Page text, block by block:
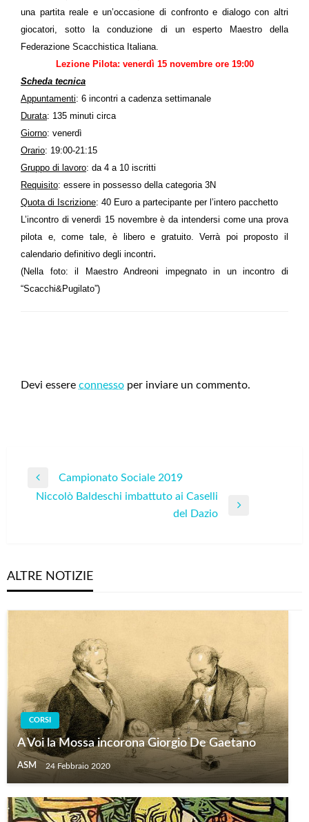
una partita reale e un’occasione di confronto e dialogo con altri
giocatori, sotto la conduzione di un esperto Maestro della
Federazione Scacchistica Italiana.
Lezione Pilota: venerdì 15 novembre ore 19:00
Scheda tecnica
Appuntamenti: 6 incontri a cadenza settimanale
Durata: 135 minuti circa
Giorno: venerdì
Orario: 19:00-21:15
Gruppo di lavoro: da 4 a 10 iscritti
Requisito: essere in possesso della categoria 3N
Quota di Iscrizione: 40 Euro a partecipante per l’intero pacchetto
L’incontro di venerdì 15 novembre è da intendersi come una prova
pilota e, come tale, è libero e gratuito. Verrà poi proposto il
calendario definitivo degli incontri.
(Nella foto: il Maestro Andreoni impegnato in un incontro di
“Scacchi&Pugilato”)
Devi essere connesso per inviare un commento.
Navigazione
articoli
Post
Campionato Sociale 2019
Niccolò Baldeschi imbattuto ai Caselli
del Dazio
ALTRE NOTIZIE
CORSI
A Voi la Mossa incorona Giorgio De Gaetano
ASM 24 Febbraio 2020